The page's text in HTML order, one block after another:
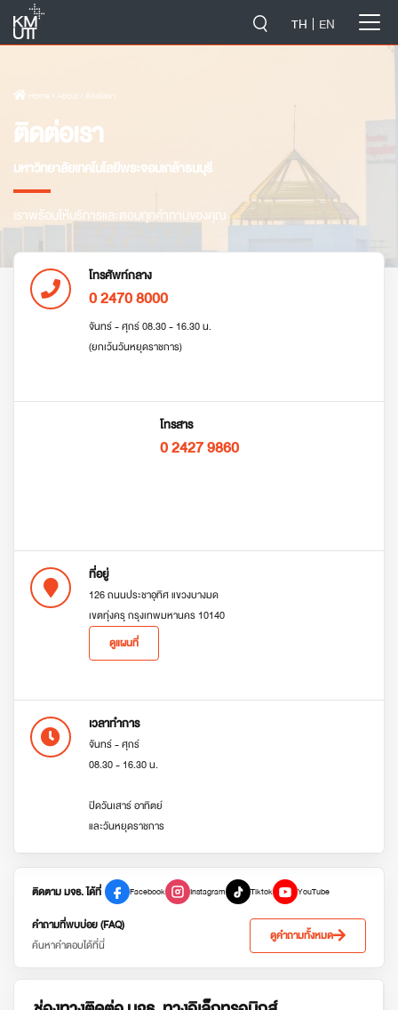
TH EN
Home › About › ติดต่อเรา
ติดต่อเรา
มหาวิทยาลัยเทคโนโลยีพระจอมเกล้าธนบุรี
เราพร้อมให้บริการและตอบทุกคำถามของคุณ
โทรศัพท์กลาง
0 2470 8000
จันทร์ - ศุกร์ 08.30 - 16.30 น.
(ยกเว้นวันหยุดราชการ)
โทรสาร
0 2427 9860
ที่อยู่
126 ถนนประชาอุทิศ แขวงบางมด
เขตทุ่งครุ กรุงเทพมหานคร 10140
ดูแผนที่
เวลาทำการ
จันทร์ - ศุกร์
08.30 - 16.30 น.
ปิดวันเสาร์ อาทิตย์
และวันหยุดราชการ
ติดตาม มจธ. ได้ที่ Facebook Instagram Tiktok YouTube
คำถามที่พบบ่อย (FAQ)
ค้นหาคำตอบได้ที่นี่
ดูคำถามทั้งหมด